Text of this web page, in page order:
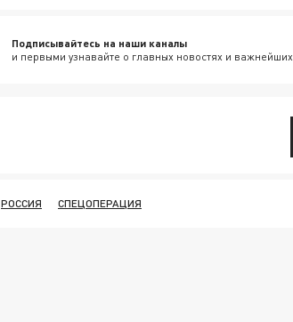
Подписывайтесь на наши каналы
и первыми узнавайте о главных новостях и
РОССИЯ СПЕЦОПЕРАЦИЯ